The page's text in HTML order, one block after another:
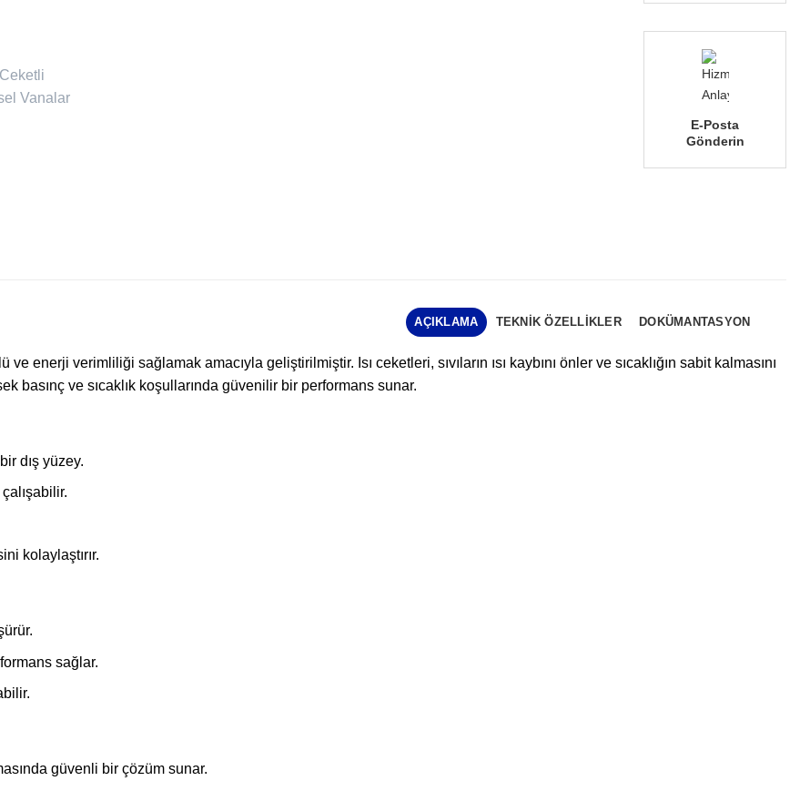
E-Posta
Gönderin
AÇIKLAMA TEKNIK ÖZELLIKLER DOKÜMANTASYON
enerji verimliliği sağlamak amacıyla geliştirilmiştir. Isı ceketleri, sıvıların ısı kaybını önler ve sıcaklığın sabit kalmasını
basınç ve sıcaklık koşullarında güvenilir bir performans sunar.
dış yüzey.
kolaylaştırır.
sağlar.
güvenli bir çözüm sunar.